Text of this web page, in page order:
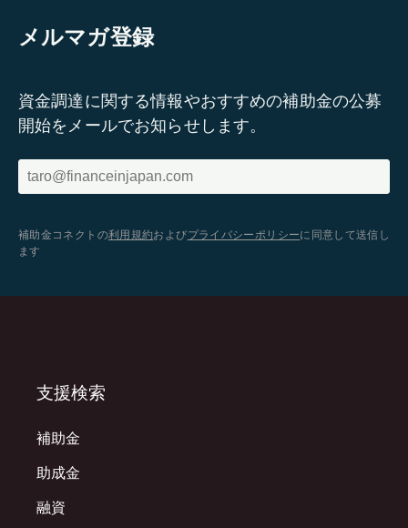
メルマガ登録
資金調達に関する情報やおすすめの補助金の公募
開始をメールでお知らせします。
補助金コネクトの利用規約およびプライバシーポリシーに同意して送信し
ます
支援検索
補助金
助成金
融資